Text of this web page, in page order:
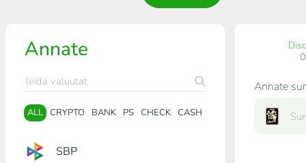
Annate
ALL CRYPTO BANK PS CHECK CASH
SBP
Annate